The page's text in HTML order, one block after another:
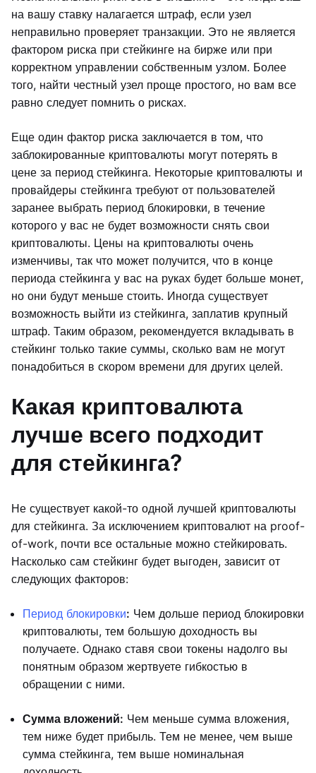
на вашу ставку налагается штраф, если узел
неправильно проверяет транзакции. Это не является
фактором риска при стейкинге на бирже или при
корректном управлении собственным узлом. Более
того, найти честный узел проще простого, но вам все
равно следует помнить о рисках.
Еще один фактор риска заключается в том, что
заблокированные криптовалюты могут потерять в
цене за период стейкинга. Некоторые криптовалюты и
провайдеры стейкинга требуют от пользователей
заранее выбрать период блокировки, в течение
которого у вас не будет возможности снять свои
криптовалюты. Цены на криптовалюты очень
изменчивы, так что может получится, что в конце
периода стейкинга у вас на руках будет больше монет,
но они будут меньше стоить. Иногда существует
возможность выйти из стейкинга, заплатив крупный
штраф. Таким образом, рекомендуется вкладывать в
стейкинг только такие суммы, сколько вам не могут
понадобиться в скором времени для других целей.
Какая криптовалюта
лучше всего подходит
для стейкинга?
Не существует какой-то одной лучшей криптовалюты
для стейкинга. За исключением криптовалют на proof-
of-work, почти все остальные можно стейкировать.
Насколько сам стейкинг будет выгоден, зависит от
следующих факторов:
Период блокировки: Чем дольше период блокировки
криптовалюты, тем большую доходность вы
получаете. Однако ставя свои токены надолго вы
понятным образом жертвуете гибкостью в
обращении с ними.
Сумма вложений: Чем меньше сумма вложения,
тем ниже будет прибыль. Тем не менее, чем выше
сумма стейкинга, тем выше номинальная